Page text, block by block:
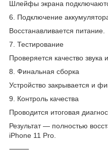
Шлейфы экрана
6. Подключение
Восстанавливается питание.
7. Тестирование
Проверяется качество звука
8. Финальная сборка
Устройство закрывается и
9. Контроль качества
Проводится итоговая
Результат — полностью
iPhone 11 Pro.
⸻